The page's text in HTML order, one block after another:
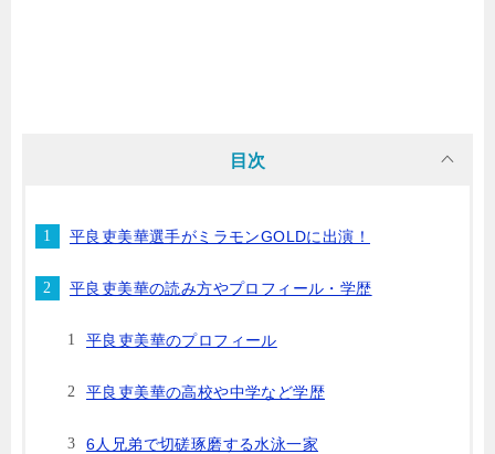
目次
平良吏美華選手がミラモンGOLDに出演！
平良吏美華の読み方やプロフィール・学歴
平良吏美華のプロフィール
平良吏美華の高校や中学など学歴
6人兄弟で切磋琢磨する水泳一家